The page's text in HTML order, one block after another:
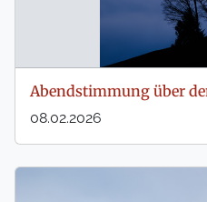
Abendstimmung über
08.02.2026